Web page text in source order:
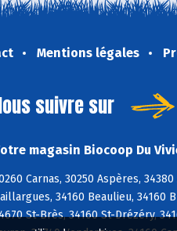
Mentions légales
suivre sur
magasin Biocoop Du
Carnas, 30250 Aspères,
34160 Beaulieu, 34160
St-Brès, 34160 St-Drézéry,